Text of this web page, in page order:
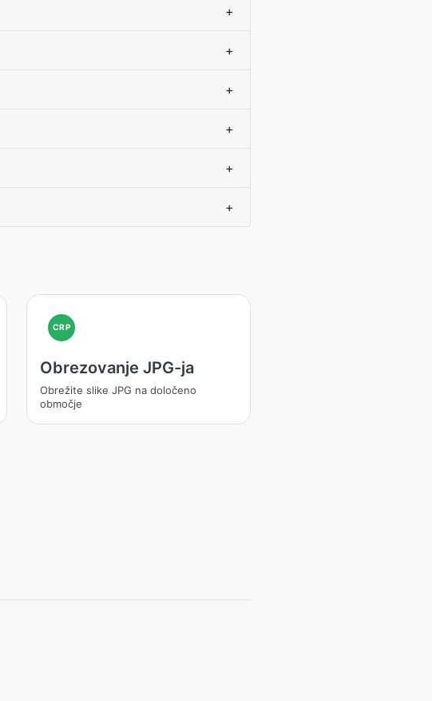
+
+
+
+
+
+
CRP
Obrezovanje JPG-ja
Obrežite slike JPG na določeno
območje